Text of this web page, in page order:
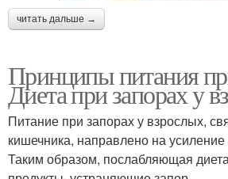
читать дальше →
Принципы питания
Диета при запорах у
Питание при запорах у взрослых,
кишечника, направлено на усиление
Таким образом, послабляющая